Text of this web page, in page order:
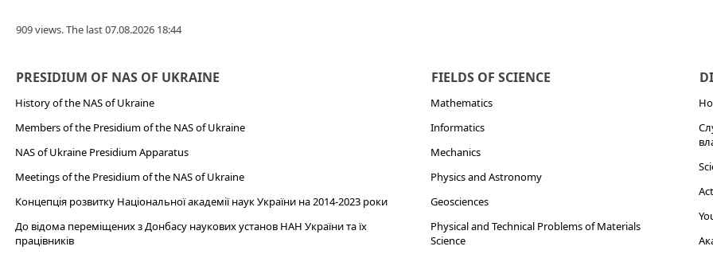
909 views. The last 07.08.2026 18:44
PRESIDIUM OF NAS OF UKRAINE
History of the NAS of Ukraine
Members of the Presidium of the NAS of Ukraine
NAS of Ukraine Presidium Apparatus​
Meetings of the Presidium of the NAS of Ukraine
Концепція розвитку Національної академії наук України на 2014-2023 роки
До відома переміщених з Донбасу наукових установ НАН України та їх
працівників
FIELDS OF SCIENCE
Mathematics
Informatics
Mechanics
Physics and Astronomy
Geosciences
Physical and Technical Problems of Materials
Science